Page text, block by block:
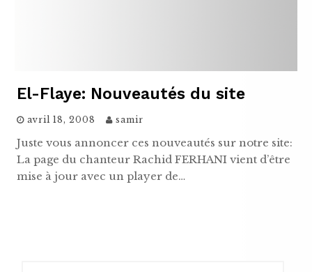
El-Flaye: Nouveautés du site
avril 18, 2008 samir
Juste vous annoncer ces nouveautés sur notre site:
La page du chanteur Rachid FERHANI vient d’être
mise à jour avec un player de…